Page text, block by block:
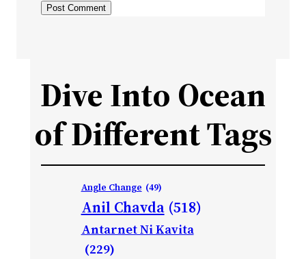
Dive Into Ocean
of Different Tags
Angle Change (49)
Anil Chavda (518)
Antarnet Ni Kavita
(229)